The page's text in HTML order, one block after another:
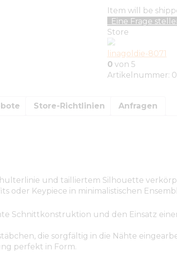
Menge
Item will be
Eine Frage
Store
linagoldie-8071
0von 5
Artikelnummer:
Store-Richtlinien Anfragen
und tailliertem Silhouette
oder Keypiece in minimalistischen
und den Einsatz
die sorgfältig in die Nähte
perfekt in Form.